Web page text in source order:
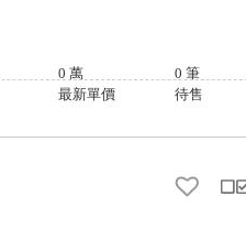
0 萬
最新單價
0 筆
待售